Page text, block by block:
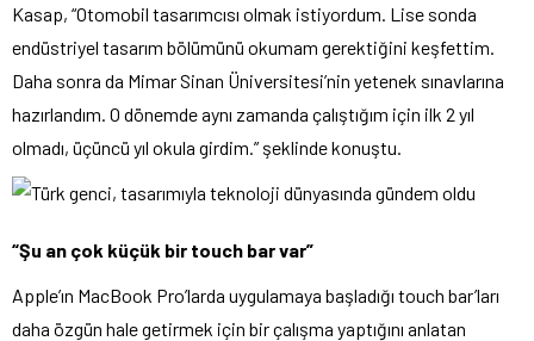
Kasap, “Otomobil tasarımcısı olmak istiyordum. Lise sonda
endüstriyel tasarım bölümünü okumam gerektiğini keşfettim.
Daha sonra da Mimar Sinan Üniversitesi’nin yetenek sınavlarına
hazırlandım. O dönemde aynı zamanda çalıştığım için ilk 2 yıl
olmadı, üçüncü yıl okula girdim.” şeklinde konuştu.
“Şu an çok küçük bir touch bar var”
Apple’ın MacBook Pro’larda uygulamaya başladığı touch bar’ları
daha özgün hale getirmek için bir çalışma yaptığını anlatan